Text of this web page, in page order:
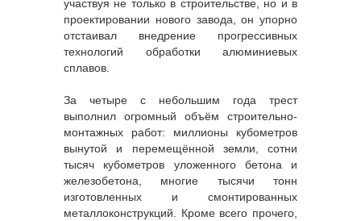
участвуя не только в строительстве, но и в
проектировании нового завода, он упорно
отстаивал внедрение прогрессивных
технологий обработки алюминиевых
сплавов.
За четыре с небольшим года трест
выполнил огромный объём строительно-
монтажных работ: миллионы кубометров
вынутой и перемещённой земли, сотни
тысяч кубометров уложенного бетона и
железобетона, многие тысячи тонн
изготовленных и смонтированных
металлоконструкций. Кроме всего прочего,